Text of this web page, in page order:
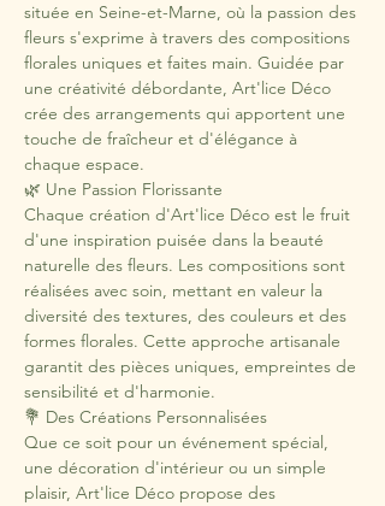
située en Seine-et-Marne, où la passion des
fleurs s'exprime à travers des compositions
florales uniques et faites main. Guidée par
une créativité débordante, Art'lice Déco
crée des arrangements qui apportent une
touche de fraîcheur et d'élégance à
chaque espace.
🌿 Une Passion Florissante
Chaque création d'Art'lice Déco est le fruit
d'une inspiration puisée dans la beauté
naturelle des fleurs. Les compositions sont
réalisées avec soin, mettant en valeur la
diversité des textures, des couleurs et des
formes florales. Cette approche artisanale
garantit des pièces uniques, empreintes de
sensibilité et d'harmonie.
💐 Des Créations Personnalisées
Que ce soit pour un événement spécial,
une décoration d'intérieur ou un simple
plaisir, Art'lice Déco propose des